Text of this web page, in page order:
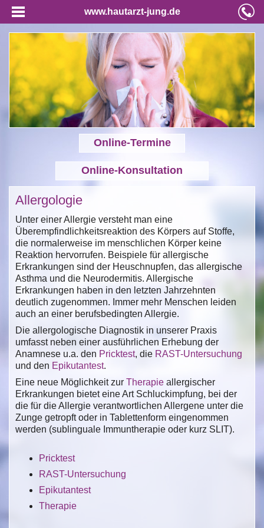
www.hautarzt-jung.de
Online-Termine
Online-Konsultation
Allergologie
Unter einer Allergie versteht man eine
Überempfindlichkeitsreaktion des Körpers auf Stoffe,
die normalerweise im menschlichen Körper keine
Reaktion hervorrufen. Beispiele für allergische
Erkrankungen sind der Heuschnupfen, das allergische
Asthma und die Neurodermitis. Allergische
Erkrankungen haben in den letzten Jahrzehnten
deutlich zugenommen. Immer mehr Menschen leiden
auch an einer berufsbedingten Allergie.
Die allergologische Diagnostik in unserer Praxis
umfasst neben einer ausführlichen Erhebung der
Anamnese u.a. den Pricktest, die RAST-Untersuchung
und den Epikutantest.
Eine neue Möglichkeit zur Therapie allergischer
Erkrankungen bietet eine Art Schluckimpfung, bei der
die für die Allergie verantwortlichen Allergene unter die
Zunge getropft oder in Tablettenform eingenommen
werden (sublinguale Immuntherapie oder kurz SLIT).
Pricktest
RAST-Untersuchung
Epikutantest
Therapie